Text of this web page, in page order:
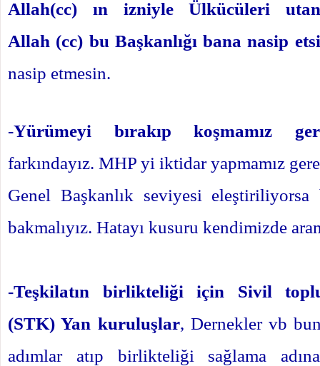
Allah(cc) ın izniyle Ülkücüleri
Allah (cc) bu Başkanlığı bana nasip
nasip etmesin.
-Yürümeyi bırakıp koşmamız
farkındayız. MHP yi iktidar yapmamız
Genel Başkanlık seviyesi
bakmalıyız. Hatayı kusuru kendimizde
-Teşkilatın birlikteliği için Sivil
(STK) Yan kuruluşlar, Dernekler vb
adımlar atıp birlikteliği sağlama adına